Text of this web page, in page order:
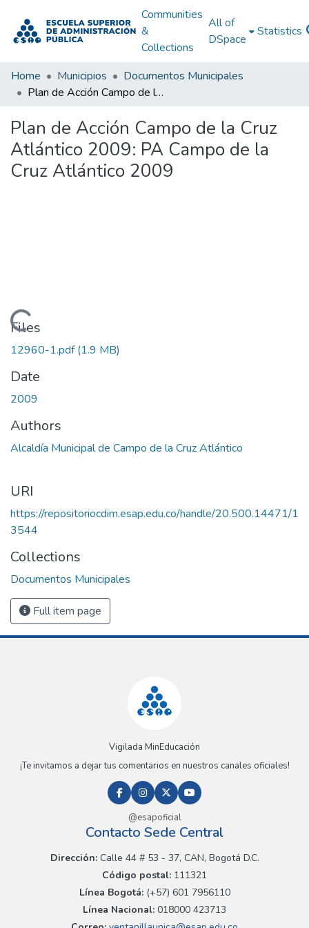
Communities
&
Collections
All of
DSpace
Statistics
Home Municipios
Documentos Municipales
Plan de Acción Campo de la Cruz Atlántico 2009: PA Campo de la Cruz Atlántico 2009
Plan de Acción Campo de la Cruz
Atlántico 2009: PA Campo de la
Cruz Atlántico 2009
Loading...
Files
12960-1.pdf(1.9 MB)
Date
2009
Authors
Alcaldía Municipal de Campo de la Cruz Atlántico
URI
https://repositoriocdim.esap.edu.co/handle/20.500.14471/1
3544
Collections
Documentos Municipales
Full item page
Vigilada MinEducación
¡Te invitamos a dejar tus comentarios en nuestros canales oficiales!
@esapoficial
Contacto Sede Central
Dirección:Calle 44 # 53 - 37, CAN, Bogotá D.C.
Código postal: 111321
Línea Bogotá:(+57) 601 7956110
Línea Nacional: 018000 423713